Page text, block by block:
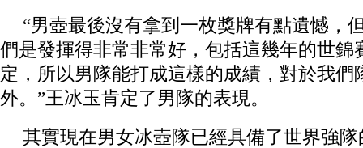
“男壺最後沒有拿到一枚獎牌有點遺憾，
們是發揮得非常非常好，包括這幾年的世錦
定，所以男隊能打成這樣的成績，對於我們
外。”王冰玉肯定了男隊的表現。
其實現在男女冰壺隊已經具備了世界強